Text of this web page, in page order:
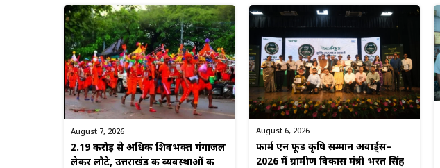
August 7, 2026
2.19 करोड़ से अधिक शिवभक्त गंगाजल
लेकर लौटे, उत्तराखंड की व्यवस्थाओं की
August 6, 2026
फार्म एन फूड कृषि सम्मान अवार्ड्स–
2026 में ग्रामीण विकास मंत्री भरत सिंह